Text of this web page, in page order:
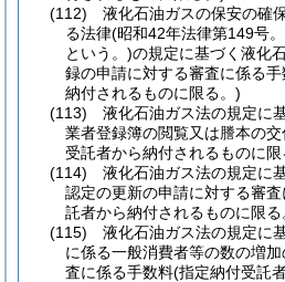
(112)
液化石油ガスの保安の確
る法律(昭和42年法律第149号
という。)の規定に基づく液化
録の申請に対する審査に係る手
納付されるものに限る。)
(113)
液化石油ガス法の規定に
業者登録簿の閲覧又は謄本の
受託者から納付されるものに限
(114)
液化石油ガス法の規定に
認定の更新の申請に対する審
託者から納付されるものに限る
(115)
液化石油ガス法の規定に
に係る一般消費者等の数の増
査に係る手数料(指定納付受託